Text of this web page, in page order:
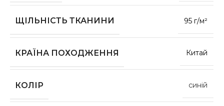
ЩІЛЬНІСТЬ ТКАНИНИ 95 г/м²
КРАЇНА ПОХОДЖЕННЯ Китай
КОЛІР синій